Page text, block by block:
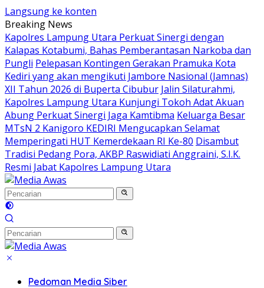
Langsung ke konten
Breaking News
Kapolres Lampung Utara Perkuat Sinergi dengan
Kalapas Kotabumi, Bahas Pemberantasan Narkoba dan
Pungli Pelepasan Kontingen Gerakan Pramuka Kota
Kediri yang akan mengikuti Jambore Nasional (Jamnas)
XII Tahun 2026 di Buperta Cibubur Jalin Silaturahmi,
Kapolres Lampung Utara Kunjungi Tokoh Adat Akuan
Abung Perkuat Sinergi Jaga Kamtibma Keluarga Besar
MTsN 2 Kanigoro KEDIRI Mengucapkan Selamat
Memperingati HUT Kemerdekaan RI Ke-80 Disambut
Tradisi Pedang Pora, AKBP Raswidiati Anggraini, S.I.K.
Resmi Jabat Kapolres Lampung Utara
Pedoman Media Siber